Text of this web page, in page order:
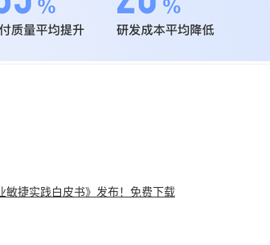
敏捷实践白皮书》发布！免费下载